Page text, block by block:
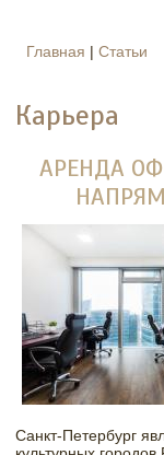
ВЫ ЗДЕСЬ
Главная |Статьи
Карьера
АРЕНДА
Санкт-Петербург